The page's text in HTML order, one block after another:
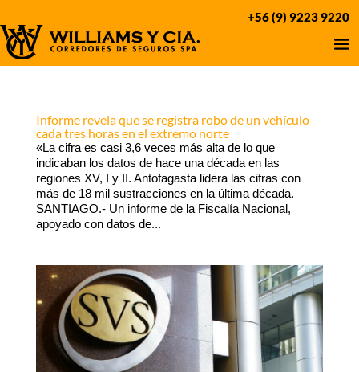
+56 (9) 9223 9220
Informe revela que se registra robo de un vehículo
cada tres horas en el extremo norte
«La cifra es casi 3,6 veces más alta de lo que
indicaban los datos de hace una década en las
regiones XV, I y II. Antofagasta lidera las cifras con
más de 18 mil sustracciones en la última década.
SANTIAGO.- Un informe de la Fiscalía Nacional,
apoyado con datos de...